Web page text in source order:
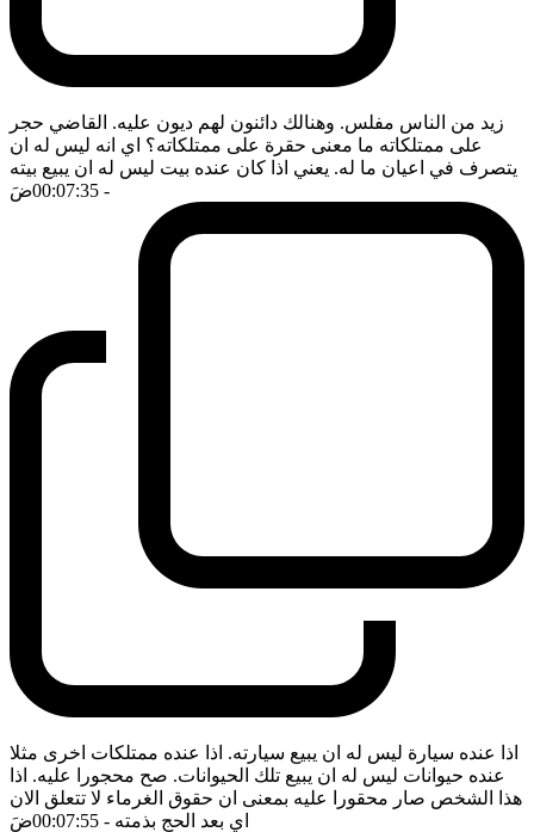
زيد من الناس مفلس. وهنالك دائنون لهم ديون عليه. القاضي حجر
على ممتلكاته ما معنى حقرة على ممتلكاته؟ اي انه ليس له ان
يتصرف في اعيان ما له. يعني اذا كان عنده بيت ليس له ان يبيع بيته
- 00:07:35
ضَ
اذا عنده سيارة ليس له ان يبيع سيارته. اذا عنده ممتلكات اخرى مثلا
عنده حيوانات ليس له ان يبيع تلك الحيوانات. صح محجورا عليه. اذا
هذا الشخص صار محقورا عليه بمعنى ان حقوق الغرماء لا تتعلق الان
اي بعد الحج بذمته - 00:07:55 ضَ